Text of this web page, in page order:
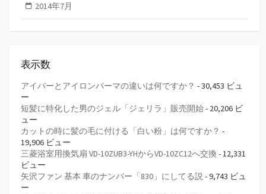
2014年7月
表示数
アイパーとアイロンパーマの違いは何ですか？ - 30,453 ビュ
ー
短髪に特化した男のジェル「ジェリラ」販売開始- 20,206 ビ
ュー
カットの時に髪の毛に付ける「白い粉」は何ですか？ -
19,906 ビュー
三菱浴室用換気扇 VD-10ZUB3-YHからVD-10ZC12へ交換 - 12,331
ビュー
矢沢ファン 基本 車のナンバー「830」にしてる説 - 9,743 ビュ
ー